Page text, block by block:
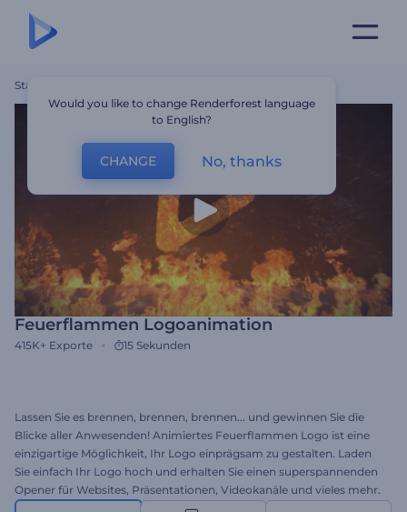
Startseite
Feuerflammen Logoanimation
415K+ Exporte 15 Sekunden
Lassen Sie es brennen, brennen, brennen... und gewinnen Sie die
Blicke aller Anwesenden! Animiertes Feuerflammen Logo ist eine
einzigartige Möglichkeit, Ihr Logo einprägsam zu gestalten. Laden
Sie einfach Ihr Logo hoch und erhalten Sie einen superspannenden
Opener für Websites, Präsentationen, Videokanäle und vieles mehr.
Vervollständigen Sie die Szene mit einem epischen Soundeffekt und
Would you like to change Renderforest language
to English?
CHANGE No, thanks